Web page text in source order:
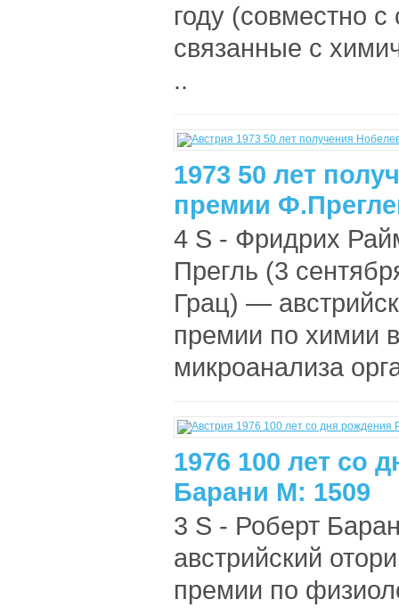
году (совместно
связанные с
..
1973 50 лет
премии
4 S - Фридрих
Прегль (3
Грац) —
премии по химии
микроанализа
1976 100 лет со
Барани М: 1509
3 S - Роберт
австрийский
премии по